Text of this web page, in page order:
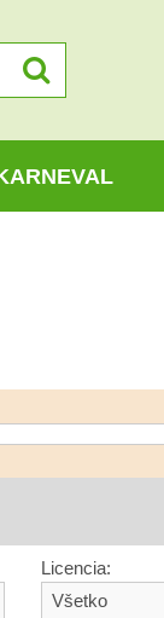
Licencia:
Všetko